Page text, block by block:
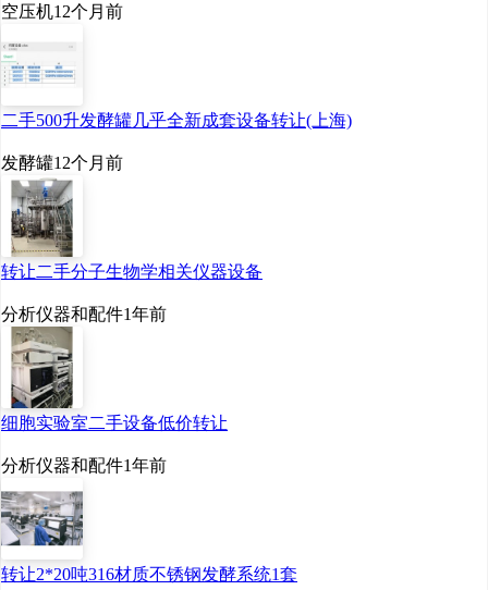
空压机12个月前
二手500升发酵罐几乎全新成套设备转让(上海)
发酵罐12个月前
转让二手分子生物学相关仪器设备
分析仪器和配件1年前
细胞实验室二手设备低价转让
分析仪器和配件1年前
转让2*20吨316材质不锈钢发酵系统1套